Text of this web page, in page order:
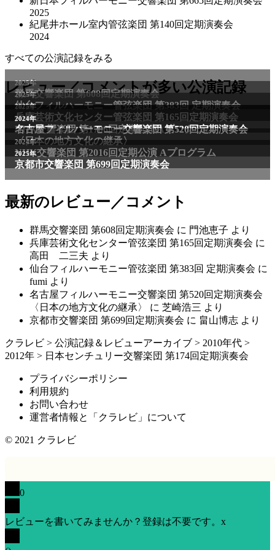
2025
紀尾井ホール室内管弦楽団 第140回定期演奏会
2024
すべての公演記録をみる
レビュー／コメントが多い公演記録
2025年
群馬交響楽団 第608回定期演奏会
2025年
仙台フィルハーモニー管弦楽団 第383回 定期演奏会
2025年
兵庫芸術文化センター管弦楽団 第165回定期演奏会
2011年
NHK交響楽団 第1706回定期公演Aプログラム
2024年
名古屋フィルハーモニー交響楽団 第520回定期演奏会
〈日本の地方文化の継承〉
2024年
NHK交響楽団 第2016回定期公演 Aプログラム
2025年
京都市交響楽団 第699回定期演奏会
最新のレビュー／コメント
群馬交響楽団 第608回定期演奏会 に 門池恵子 より
兵庫芸術文化センター管弦楽団 第165回定期演奏会 に
高田 二三夫 より
仙台フィルハーモニー管弦楽団 第383回 定期演奏会 に
fumi より
名古屋フィルハーモニー交響楽団 第520回定期演奏会
〈日本の地方文化の継承〉
に 芝崎浩三 より
京都市交響楽団 第699回定期演奏会 に 畠山博志 より
クラレビ > 公演記録＆レビューアーカイブ > 2010年代 >
2012年 > 日本センチュリー交響楽団 第174回定期演奏会
プライバシーポリシー
利用規約
お問い合わせ
運営者情報と「クラレビ」について
© 2021 クラレビ
0
レビューを書いてみませんか？登録は不要です。 x